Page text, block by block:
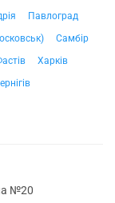
Павлоград
Самбір
Харків
№20